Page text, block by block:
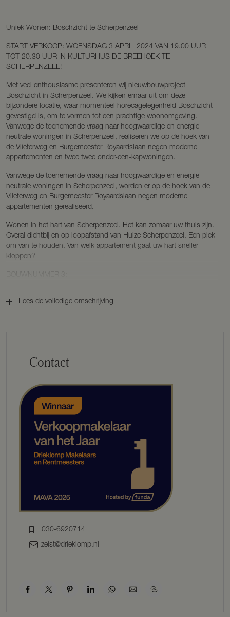
Uniek Wonen: Boschzicht te Scherpenzeel
START VERKOOP: WOENSDAG 3 APRIL 2024 VAN 19.00 UUR
TOT 20.30 UUR IN KULTURHUS DE BREEHOEK TE
SCHERPENZEEL!
Met veel enthousiasme presenteren wij nieuwbouwproject
Boschzicht in Scherpenzeel. We kijken ernaar uit om deze
bijzondere locatie, waar momenteel horecagelegenheid Boschzicht
gevestigd is, om te vormen tot een prachtige woonomgeving.
Vanwege de toenemende vraag naar hoogwaardige en energie
neutrale woningen in Scherpenzeel, realiseren we op de hoek van
de Vlieterweg en Burgemeester Royaardslaan negen moderne
appartementen en twee twee onder-een-kapwoningen.
Vanwege de toenemende vraag naar hoogwaardige en energie
neutrale woningen in Scherpenzeel, worden er op de hoek van de
Vlieterweg en Burgemeester Royaardslaan negen moderne
appartementen gerealiseerd.
Wonen in het hart van Scherpenzeel. Het kan zomaar uw thuis zijn.
Overal dichtbij en op loopafstand van Huize Scherpenzeel. Een plek
om van te houden. Van welk appartement gaat uw hart sneller
kloppen?
gelegen op een unieke locatie tegenover de entree van Huize
als logeerkamer of werkkamer. De badkamer is voorzien van een
installaties worden geplaatst in een technische ruimte met een
opstelplaats voor de wasmachine en droger. Met de gelijkvloerse
indeling biedt deze woning alle comfort voor nu en in de toekomst.
Elk appartement is voorzien van vloerverwarming, heeft één eigen
parkeerplaats en een buitenberging.
BIJZONDERHEDEN:
– Als koper moet je inwoner zijn van Scherpenzeel of
maatschappelijk/ economisch gebonden zijn.
– Er geldt een zelfbewoningsplicht van 2 jaar.
– Vanaf start verkoop is het mogelijk om in te schrijven voor één van
de woningen.
– Het appartement wordt gebouwd onder het Woningborg garantie-
– Het appartement wordt voorzien van zonnepanelen, lucht-water
– Ieder appartement heeft 1 parkeerplaats op eigen terrein.
complex gelegen.
Lees de volledige omschrijving
Contact
030-6920714
zeist@drieklomp.nl